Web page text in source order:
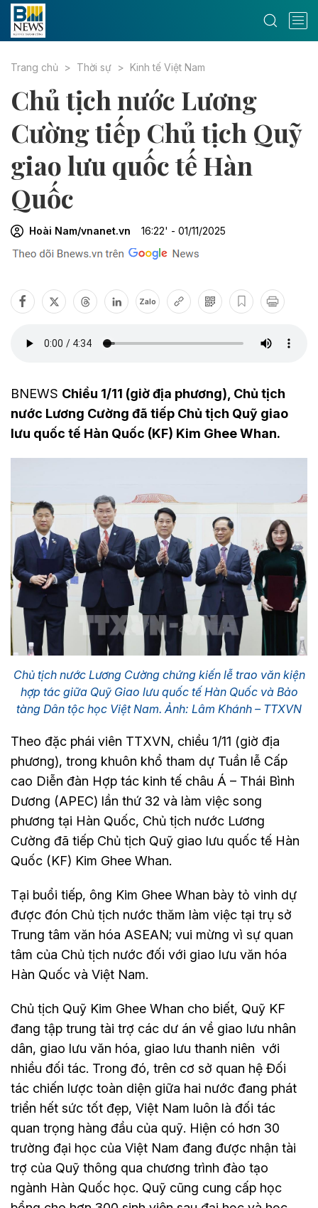
Trang chủ Thời sự Kinh tế Việt Nam
Chủ tịch nước Lương
Cường tiếp Chủ tịch Quỹ
giao lưu quốc tế Hàn
Quốc
Hoài Nam/vnanet.vn 16:22' - 01/11/2025
Zalo
BNEWS Chiều 1/11 (giờ địa phương), Chủ tịch
nước Lương Cường đã tiếp Chủ tịch Quỹ giao
lưu quốc tế Hàn Quốc (KF) Kim Ghee Whan.
Chủ tịch nước Lương Cường chứng kiến lễ trao văn kiện
hợp tác giữa Quỹ Giao lưu quốc tế Hàn Quốc và Bảo
tàng Dân tộc học Việt Nam. Ảnh: Lâm Khánh – TTXVN
Theo đặc phái viên TTXVN, chiều 1/11 (giờ địa
phương), trong khuôn khổ tham dự Tuần lễ Cấp
cao Diễn đàn Hợp tác kinh tế châu Á – Thái Bình
Dương (APEC) lần thứ 32 và làm việc song
phương tại Hàn Quốc, Chủ tịch nước Lương
Cường đã tiếp Chủ tịch Quỹ giao lưu quốc tế Hàn
Quốc (KF) Kim Ghee Whan.
Tại buổi tiếp, ông Kim Ghee Whan bày tỏ vinh dự
được đón Chủ tịch nước thăm làm việc tại trụ sở
Trung tâm văn hóa ASEAN; vui mừng vì sự quan
tâm của Chủ tịch nước đối với giao lưu văn hóa
Hàn Quốc và Việt Nam.
Chủ tịch Quỹ Kim Ghee Whan cho biết, Quỹ KF
đang tập trung tài trợ các dư án về giao lưu nhân
dân, giao lưu văn hóa, giao lưu thanh niên với
nhiều đối tác. Trong đó, trên cơ sở quan hệ Đối
tác chiến lược toàn diện giữa hai nước đang phát
triển hết sức tốt đẹp, Việt Nam luôn là đối tác
quan trọng hàng đầu của quỹ. Hiện có hơn 30
trường đại học của Việt Nam đang được nhận tài
trợ của Quỹ thông qua chương trình đào tạo
ngành Hàn Quốc học. Quỹ cũng cung cấp học